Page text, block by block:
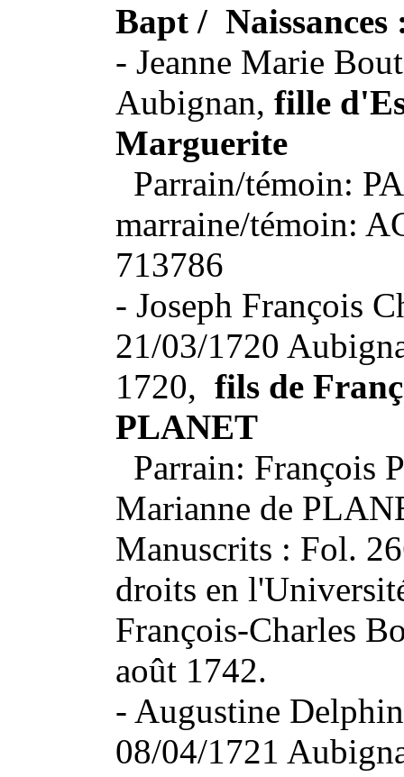
Bapt / Naissances
- Jeanne Marie
Aubignan, fille
Marguerite
Parrain/témoin:
marraine/témoin:
713786
- Joseph François
21/03/1720
1720, fils de
PLANET
Parrain: François
Marianne de
Manuscrits : Fol.
droits en
François-Charles
août 1742.
- Augustine
08/04/1721